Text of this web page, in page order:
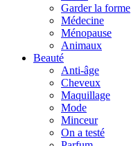
Garder la forme
Médecine
Ménopause
Animaux
Beauté
Anti-âge
Cheveux
Maquillage
Mode
Minceur
On a testé